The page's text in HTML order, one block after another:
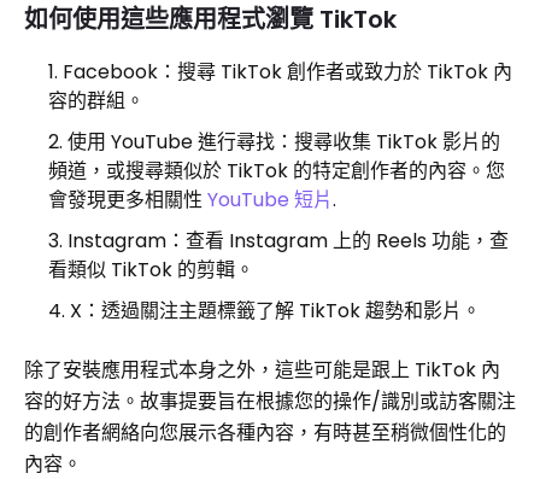
如何使用這些應用程式瀏覽 TikTok
Facebook：搜尋 TikTok 創作者或致力於 TikTok 內
容的群組。
使用 YouTube 進行尋找：搜尋收集 TikTok 影片的
頻道，或搜尋類似於 TikTok 的特定創作者的內容。您
會發現更多相關性YouTube 短片.
Instagram：查看 Instagram 上的 Reels 功能，查
看類似 TikTok 的剪輯。
X：透過關注主題標籤了解 TikTok 趨勢和影片。
除了安裝應用程式本身之外，這些可能是跟上 TikTok 內
容的好方法。故事提要旨在根據您的操作/識別或訪客關注
的創作者網絡向您展示各種內容，有時甚至稍微個性化的
內容。